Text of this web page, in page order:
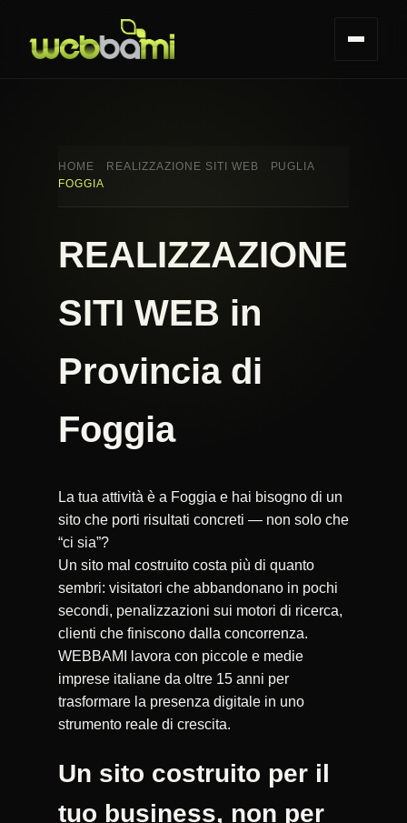
HOME REALIZZAZIONE SITI WEB
PUGLIA
FOGGIA
REALIZZAZIONE
SITI WEB in
Provincia di
Foggia
La tua attività è a Foggia e hai bisogno di un
sito che porti risultati concreti — non solo che
“ci sia”?
Un sito mal costruito costa più di quanto
sembri: visitatori che abbandonano in pochi
secondi, penalizzazioni sui motori di ricerca,
clienti che finiscono dalla concorrenza.
WEBBAMI lavora con piccole e medie
imprese italiane da oltre 15 anni per
trasformare la presenza digitale in uno
strumento reale di crescita.
Un sito costruito per il
tuo business, non per